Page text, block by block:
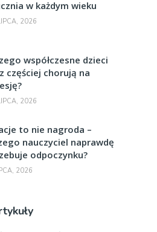
w każdym wieku
2026
współczesne dzieci
częściej chorują na
2026
to nie nagroda –
nauczyciel naprawdę
odpoczynku?
2026